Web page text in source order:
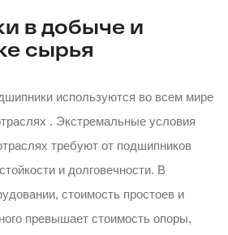
в добыче и
сырья
используются во всем мире
. Экстремальные условия
требуют от подшипников
и долговечности. В
стоимость простоев и
превышает стоимость опоры,